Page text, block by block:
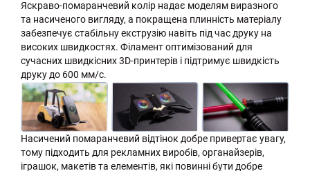
Яскраво-помаранчевий колір надає моделям виразного
та насиченого вигляду, а покращена плинність матеріалу
забезпечує стабільну екструзію навіть під час друку на
високих швидкостях. Філамент оптимізований для
сучасних швидкісних 3D-принтерів і підтримує швидкість
друку до 600 мм/с.
Насичений помаранчевий відтінок добре привертає увагу,
тому підходить для рекламних виробів, органайзерів,
іграшок, макетів та елементів, які повинні бути добре